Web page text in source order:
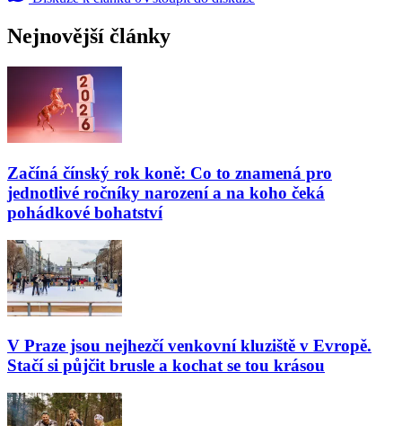
Nejnovější články
Začíná čínský rok koně: Co to znamená pro
jednotlivé ročníky narození a na koho čeká
pohádkové bohatství
V Praze jsou nejhezčí venkovní kluziště v Evropě.
Stačí si půjčit brusle a kochat se tou krásou